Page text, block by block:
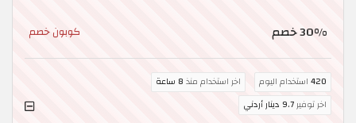
30% خصم كوبون خصم
420 استخدام اليوم اخر استخدام منذ 8 ساعة
اخر توفير9.7 دينار أردني